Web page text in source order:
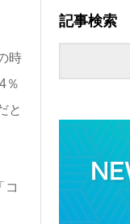
時
％
と
コ
記事検索